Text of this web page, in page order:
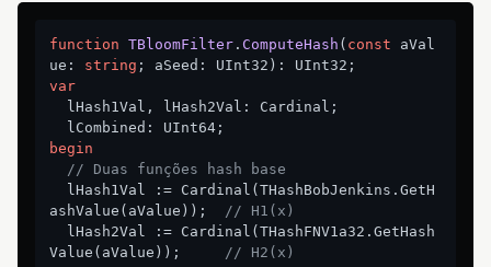
function TBloomFilter. ComputeHash ( const aVal
ue: string ; aSeed: UInt32) :
var
begin
// Duas funções hash base
ashValue(aValue)); // H1(x)
Value(aValue)); // H2(x)